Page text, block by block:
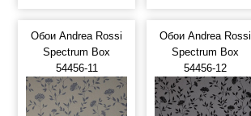
Обои Andrea Rossi
Spectrum Box
54456-11
Обои Andrea Rossi
Spectrum Box
54456-12